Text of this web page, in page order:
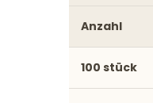
Anzahl
100 stück